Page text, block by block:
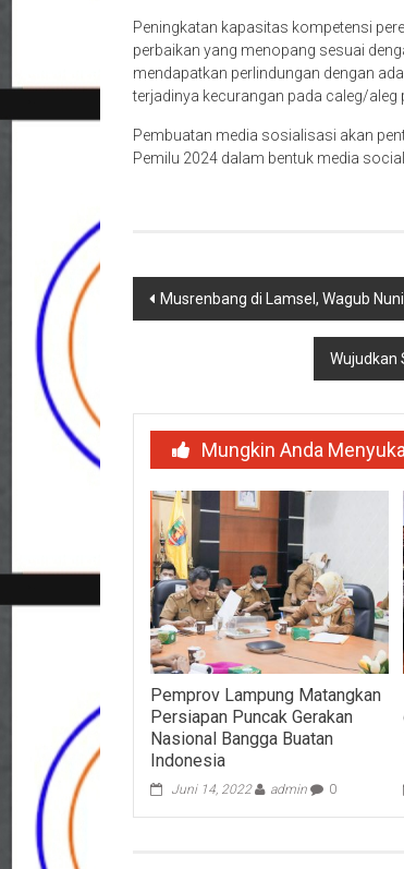
Peningkatan kapasitas kompetensi
perbaikan yang menopang sesuai
mendapatkan perlindungan dengan
terjadinya kecurangan pada caleg/aleg
Pembuatan media sosialisasi akan
Pemilu 2024 dalam bentuk media
Navigasi
Musrenbang di Lamsel, Wagub
Wujudkan
Mungkin Anda
Pemprov Lampung Matangkan
Persiapan Puncak Gerakan
Nasional Bangga Buatan
Indonesia
Juni 14, 2022 admin 0